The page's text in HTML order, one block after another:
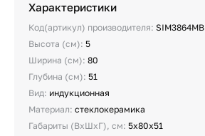
Характеристики
Код(артикул) производителя: SIM3864MB
Высота (см): 5
Ширина (см): 80
Глубина (см): 51
Вид: индукционная
Материал: стеклокерамика
Габариты (ВхШхГ), см: 5х80х51